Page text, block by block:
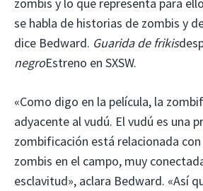
se habla de historias de zombis y
dice Bedward. Guarida de frikis
negroEstreno en SXSW.
«Como digo en la película, la
adyacente al vudú. El vudú es una
zombificación está relacionada
zombis en el campo, muy
esclavitud», aclara Bedward. «Así